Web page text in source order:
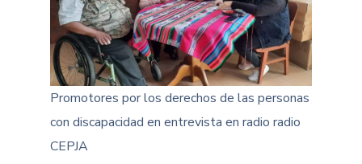
Promotores por los derechos de las personas
con discapacidad en entrevista en radio radio
CEPJA